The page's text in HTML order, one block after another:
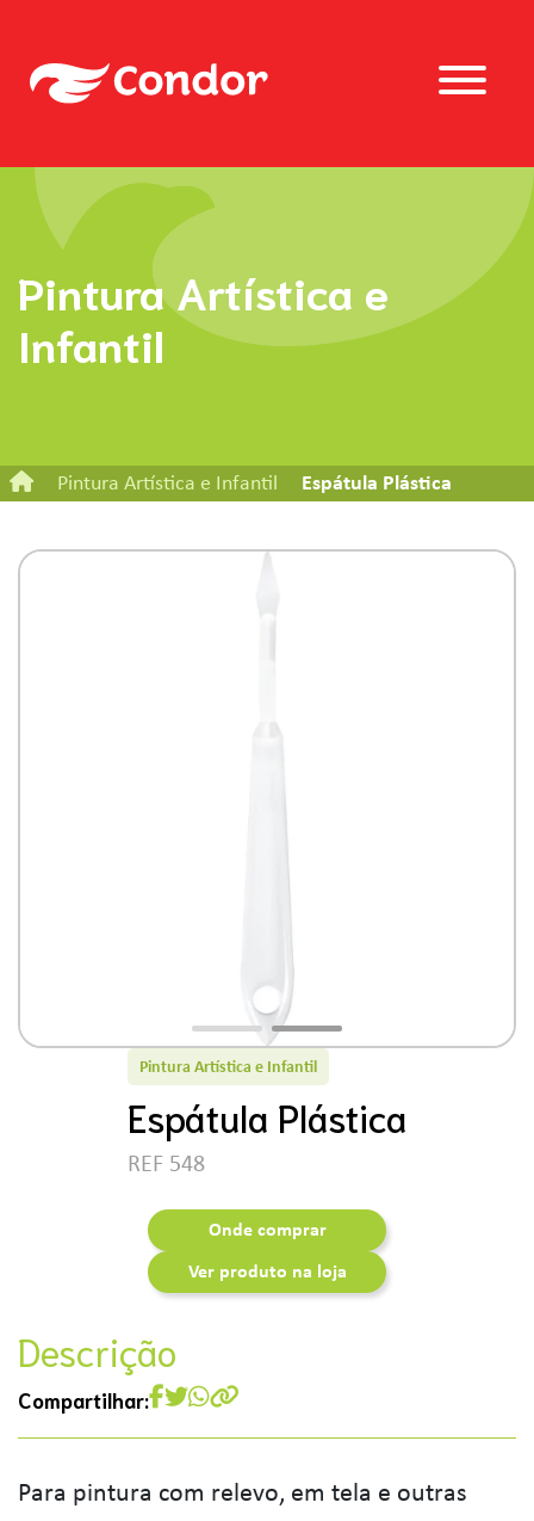
Pintura Artística e
Infantil
Pintura Artística e Infantil Espátula Plástica
Pintura Artística e Infantil
Espátula Plástica
REF 548
Onde comprar
Ver produto na loja
Descrição
Compartilhar:
Para pintura com relevo, em tela e outras